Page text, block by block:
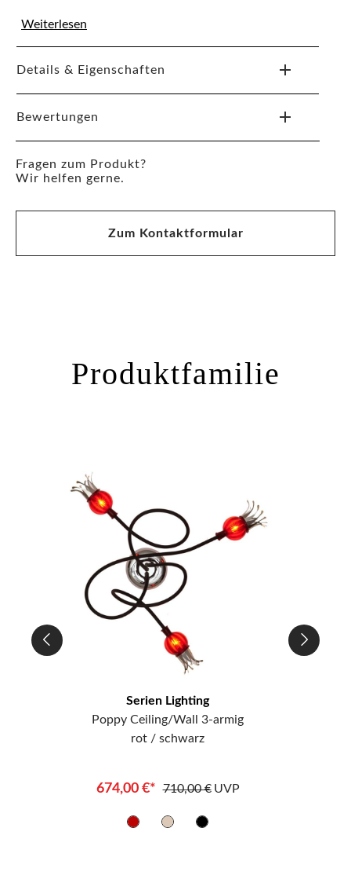
Weiterlesen
Details & Eigenschaften
Bewertungen
Fragen zum Produkt?
Wir helfen gerne.
Zum Kontaktformular
Produktfamilie
Serien Lighting
Poppy Ceiling/Wall 3-armig
rot / schwarz
674,00 €* 710,00 € UVP